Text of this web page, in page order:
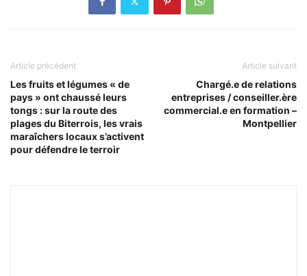
Article précédent
Les fruits et légumes « de
pays » ont chaussé leurs
tongs : sur la route des
plages du Biterrois, les vrais
maraîchers locaux s’activent
pour défendre le terroir
Article suivant
Chargé.e de relations
entreprises / conseiller.ère
commercial.e en formation –
Montpellier